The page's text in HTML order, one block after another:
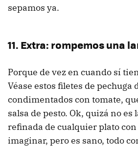
sepamos ya.
11. Extra: rompemos una
Porque de vez en cuando sí
Véase estos filetes de pechuga
condimentados con tomate,
salsa de pesto. Ok, quizá no es
refinada de cualquier plato
imaginar, pero es sano, todo